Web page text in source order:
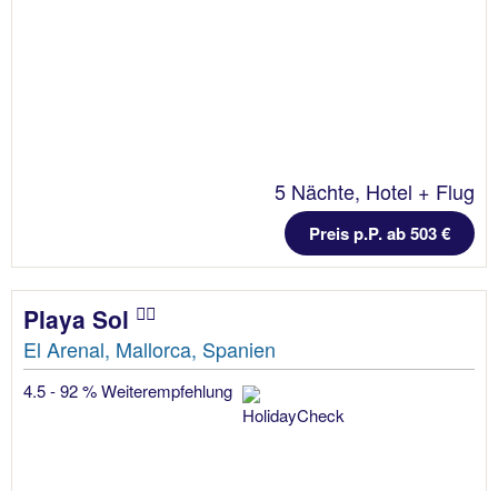
5 Nächte, Hotel + Flug
Preis p.P. ab 503 €
Playa Sol
El Arenal, Mallorca, Spanien
4.5 - 92 % Weiterempfehlung